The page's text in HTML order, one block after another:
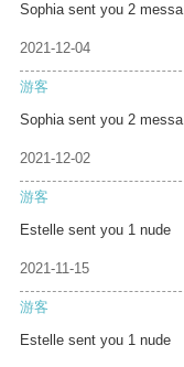
Sophia sent you 2 messa
2021-12-04
游客
Sophia sent you 2 messa
2021-12-02
游客
Estelle sent you 1 nude
2021-11-15
游客
Estelle sent you 1 nude